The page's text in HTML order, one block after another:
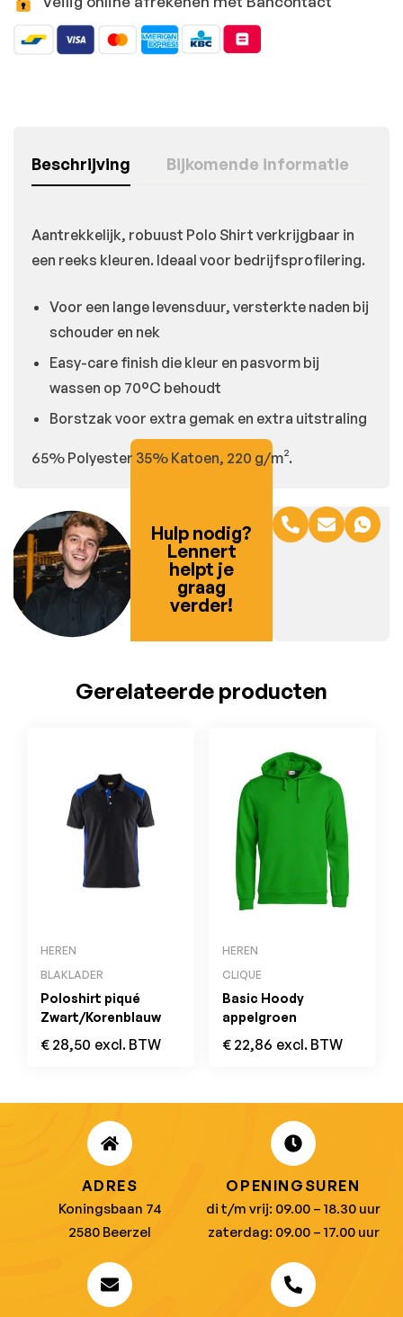
Beschrijving Bijkomende informatie
Aantrekkelijk, robuust Polo Shirt verkrijgbaar in
een reeks kleuren. Ideaal voor bedrijfsprofilering.
Voor een lange levensduur, versterkte naden bij
schouder en nek
Easy-care finish die kleur en pasvorm bij
wassen op 70°C behoudt
Borstzak voor extra gemak en extra uitstraling
65% Polyester 35% Katoen, 220 g/m².
Hulp nodig?
Lennert
helpt je
graag
verder!
Gerelateerde producten
HEREN
BLAKLADER
Poloshirt piqué
Zwart/Korenblauw
€ 28,50 excl. BTW
HEREN
CLIQUE
Basic Hoody
appelgroen
€ 22,86 excl. BTW
ADRES
Koningsbaan 74
2580 Beerzel
OPENINGSUREN
di t/m vrij: 09.00 – 18.30 uur
zaterdag: 09.00 – 17.00 uur